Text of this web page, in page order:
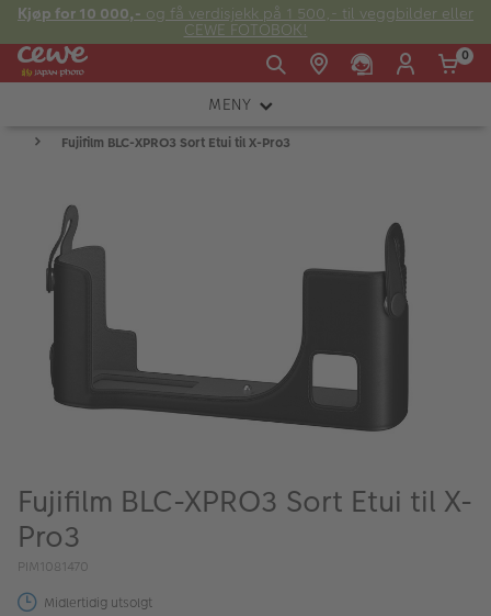
Kjøp for 10 000,- og få verdisjekk på 1 500,- til veggbilder eller
CEWE FOTOBOK!
Fre:
20:00
kundeservice@japanphoto.no
0
MENY
KAMERA
FOTOTILBEHØR
LYS OG STUDIO
INSTANTFOTO
ANALOG
KIKKERTER
ALBUM
Kampanjer
Merker
Fujifilm BLC-XPRO3 Sort Etui til X-Pro3
Fujifilm BLC-XPRO3 Sort Etui til X-
Pro3
PIM1081470
Midlertidig utsolgt